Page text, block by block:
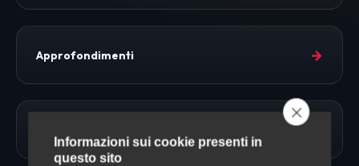
Approfondimenti →
Informazioni sui cookie presenti in
questo sito